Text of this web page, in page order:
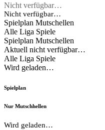
Nicht verfügbar…
Nicht verfügbar…
Spielplan Mutschellen
Alle Liga Spiele
Spielplan Mutschellen
Aktuell nicht verfügbar…
Alle Liga Spiele
Wird geladen…
Spielplan
Nur Mutschhellen
Wird geladen…